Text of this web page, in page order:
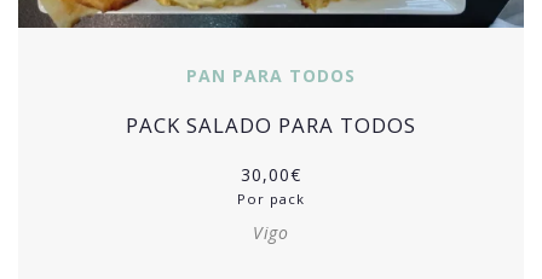
PAN PARA TODOS
PACK SALADO PARA TODOS
30,00€
Por pack
Vigo